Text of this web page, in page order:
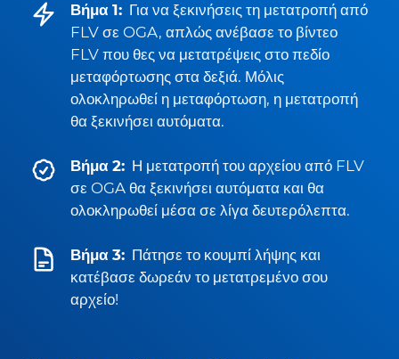
Βήμα 1: Για να ξεκινήσεις τη μετατροπή από
FLV σε OGA, απλώς ανέβασε το βίντεο
FLV που θες να μετατρέψεις στο πεδίο
μεταφόρτωσης στα δεξιά. Μόλις
ολοκληρωθεί η μεταφόρτωση, η μετατροπή
θα ξεκινήσει αυτόματα.
Βήμα 2: Η μετατροπή του αρχείου από FLV
σε OGA θα ξεκινήσει αυτόματα και θα
ολοκληρωθεί μέσα σε λίγα δευτερόλεπτα.
Βήμα 3: Πάτησε το κουμπί λήψης και
κατέβασε δωρεάν το μετατρεμένο σου
αρχείο!